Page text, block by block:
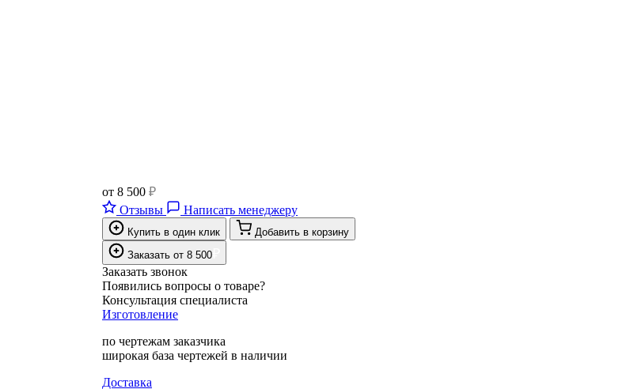
от 8 500 ₽
Отзывы
Написать менеджеру
Купить в один клик
Добавить в корзину
Заказать от 8 500
Заказать звонок
Появились вопросы о товаре?
Консультация специалиста
Изготовление
по чертежам заказчика
широкая база чертежей в наличии
Доставка